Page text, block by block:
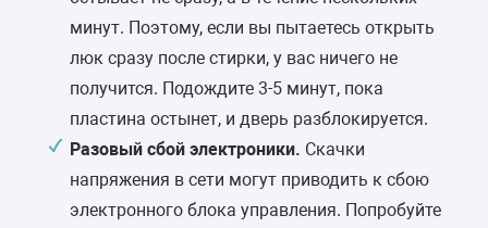
минут. Поэтому, если вы пытаетесь открыть
люк сразу после стирки, у вас ничего не
получится. Подождите 3-5 минут, пока
пластина остынет, и дверь разблокируется.
Разовый сбой электроники. Скачки
напряжения в сети могут приводить к сбою
электронного блока управления. Попробуйте